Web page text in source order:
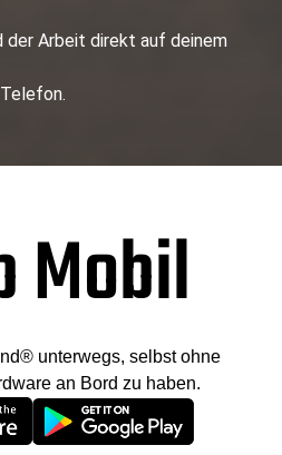
der Arbeit direkt auf deinem
Telefon.
Mobil
unterwegs, selbst ohne
an Bord zu haben.